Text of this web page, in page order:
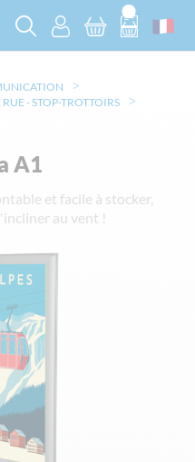
- STOP-TROTTOIRS
A1
et facile à stocker,
au vent !